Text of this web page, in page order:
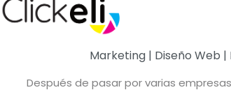
Marketing | Diseño Web |
Después de pasar por varias